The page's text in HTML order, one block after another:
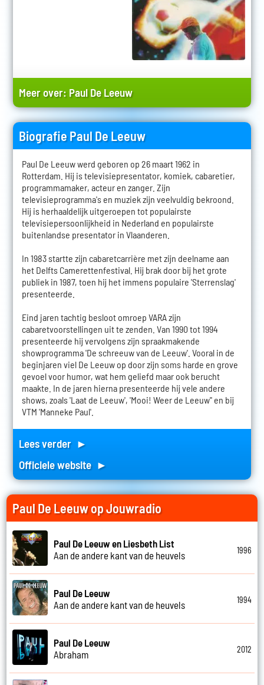
Meer over: Paul De Leeuw
Biografie Paul De Leeuw
Paul De Leeuw werd geboren op 26 maart 1962 in
Rotterdam. Hij is televisiepresentator, komiek, cabaretier,
programmamaker, acteur en zanger. Zijn
televisieprogramma's en muziek zijn veelvuldig bekroond.
Hij is herhaaldelijk uitgeroepen tot populairste
televisiepersoonlijkheid in Nederland en populairste
buitenlandse presentator in Vlaanderen.
In 1983 startte zijn cabaretcarrière met zijn deelname aan
het Delfts Camerettenfestival. Hij brak door bij het grote
publiek in 1987, toen hij het immens populaire 'Sterrenslag'
presenteerde.
Eind jaren tachtig besloot omroep VARA zijn
cabaretvoorstellingen uit te zenden. Van 1990 tot 1994
presenteerde hij vervolgens zijn spraakmakende
showprogramma 'De schreeuw van de Leeuw'. Vooral in de
beginjaren viel De Leeuw op door zijn soms harde en grove
gevoel voor humor, wat hem geliefd maar ook berucht
maakte. In de jaren hierna presenteerde hij vele andere
shows, zoals 'Laat de Leeuw', 'Mooi! Weer de Leeuw'' en bij
VTM 'Manneke Paul'.
Lees verder ►
Officiele website ►
Paul De Leeuw op Jouwradio
Paul De Leeuw en Liesbeth List
Aan de andere kant van de heuvels
1996
Paul De Leeuw
Aan de andere kant van de heuvels
1994
Paul De Leeuw
Abraham
2012